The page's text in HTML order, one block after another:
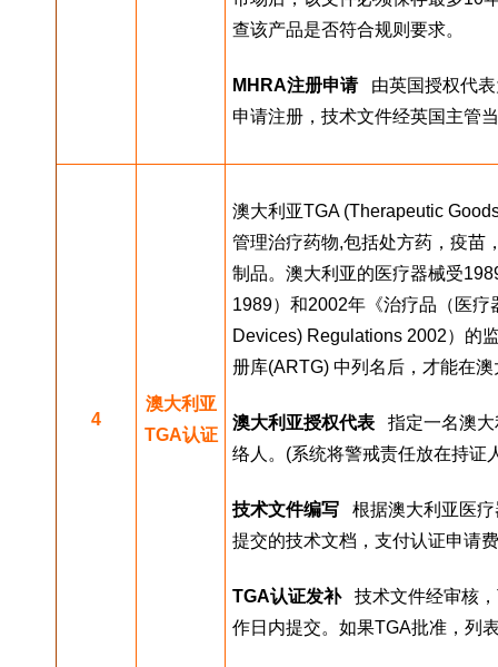
查该产品是否符合规则要求。
MHRA注册申请 由英国授权代表
申请注册，技术文件经英国主管
4
澳大利亚
TGA认证
澳大利亚TGA (Therapeutic
管理治疗药物,包括处方药，疫苗
制品。澳大利亚的医疗器械受
1989）和2002年《治疗品（医
Devices) Regulations 2002）的
册库(ARTG) 中列名后，才能在
澳大利亚授权代表 指定一名澳大
络人。(系统将警戒责任放在持证
技术文件编写 根据澳大利亚医
提交的技术文档，支付认证申请
TGA认证发补 技术文件经审核，
作日内提交。如果TGA批准，列